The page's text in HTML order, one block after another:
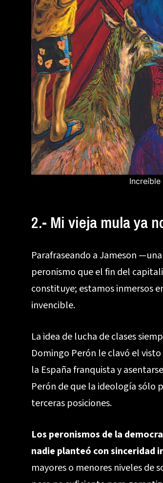
2.- Mi vieja mula ya
Parafraseando a Jameson
peronismo que el fin del
constituye; estamos inmersos
invencible.
La idea de lucha de clases
Domingo Perón le clavó el
la España franquista y
Perón de que la ideología sólo
terceras posiciones.
Los peronismos de la
nadie planteó con sinceridad
mayores o menores niveles de